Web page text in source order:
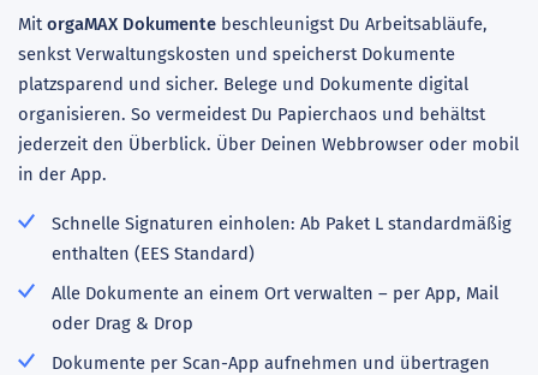
Mit orgaMAX Dokumente beschleunigst Du Arbeitsabläufe,
senkst Verwaltungskosten und speicherst Dokumente
platzsparend und sicher. Belege und Dokumente digital
organisieren. So vermeidest Du Papierchaos und behältst
jederzeit den Überblick. Über Deinen Webbrowser oder mobil
in der App.
Schnelle Signaturen einholen: Ab Paket L standardmäßig
enthalten (EES Standard)
Alle Dokumente an einem Ort verwalten – per App, Mail
oder Drag & Drop
Dokumente per Scan-App aufnehmen und übertragen